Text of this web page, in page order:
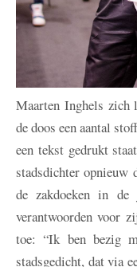
Maarten Inghels zich
de doos een aantal
een tekst gedrukt
stadsdichter opnieuw
de zakdoeken in
verantwoorden voor
toe: “Ik ben bezig
stadsgedicht, dat via